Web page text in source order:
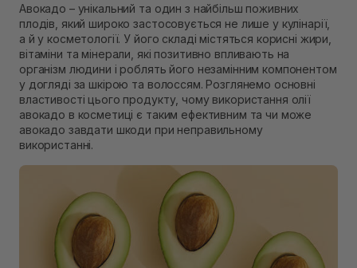
Авокадо – унікальний та один з найбільш поживних
плодів, який широко застосовується не лише у кулінарії,
а й у косметології. У його складі містяться корисні жири,
вітаміни та мінерали, які позитивно впливають на
організм людини і роблять його незамінним компонентом
у догляді за шкірою та волоссям. Розглянемо основні
властивості цього продукту, чому використання олії
авокадо в косметиці є таким ефективним та чи може
авокадо завдати шкоди при неправильному
використанні.